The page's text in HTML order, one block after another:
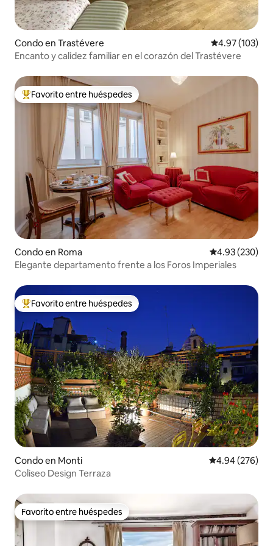
Condo en Trastévere Calificación
4.97 (103)
Encanto y calidez familiar en el corazón del Trastévere
Favorito entre huéspedes preferido
Favorito entre huéspedes
Condo en Roma Calificación
4.93 (230)
Elegante departamento frente a los Foros Imperiales
Favorito entre huéspedes preferido
Favorito entre huéspedes
Condo en Monti Calificación
4.94 (276)
Coliseo Design Terraza
Favorito entre huéspedes
Favorito entre huéspedes